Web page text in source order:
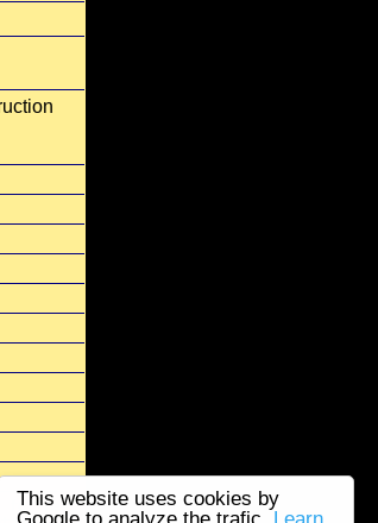
This website uses cookies by
for re-